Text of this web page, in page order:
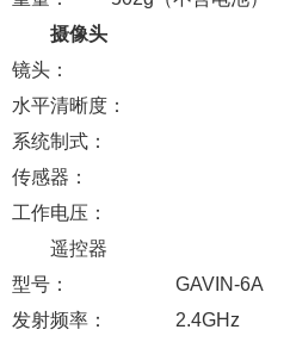
摄像头
镜头：
水平清晰度：
系统制式：
传感器：
工作电压：
遥控器
型号：
GAVIN-6A
发射频率：
2.4GHz